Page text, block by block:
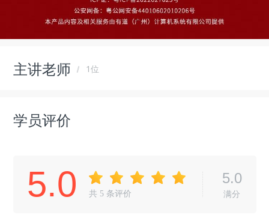
主讲老师 1位
学员评价
5.0 共 5 条评价
5.0
满分